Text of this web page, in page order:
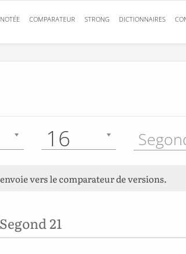
COMPARATEUR STRONG DICTIONNAIRES
16
vers le comparateur de versions.
Segond 21